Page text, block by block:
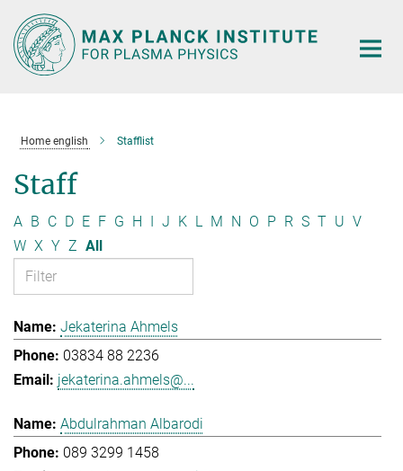
Main-
Content
Home english Stafflist
Staff
A B C D E F G H I J K L M N O P R S T U V
W X Y Z All
Jekaterina Ahmels
03834 88 2236
jekaterina.ahmels@...
Abdulrahman Albarodi
089 3299 1458